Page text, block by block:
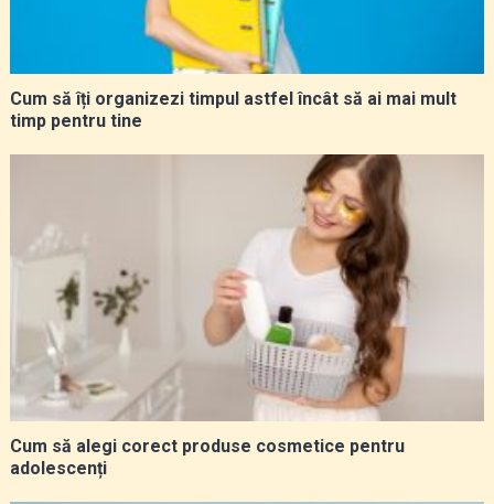
Cum să îți organizezi timpul astfel încât să ai mai mult
timp pentru tine
Cum să alegi corect produse cosmetice pentru
adolescenți